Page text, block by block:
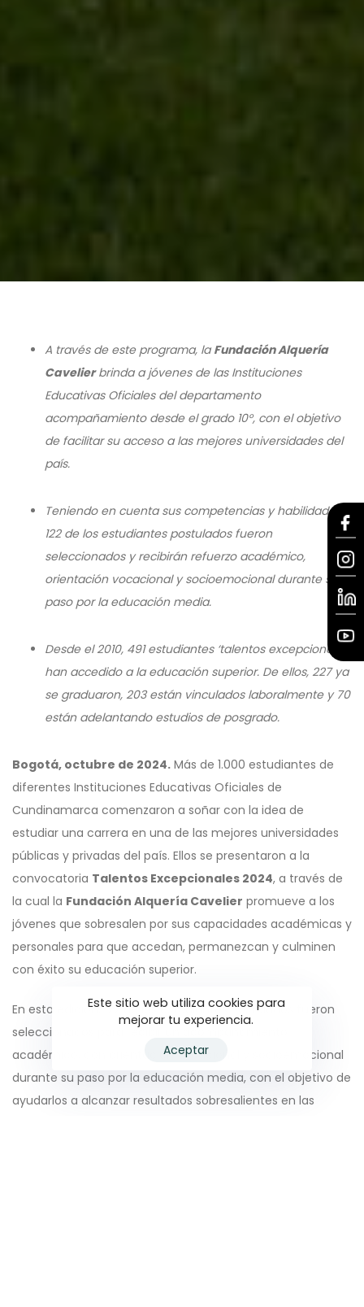
A través de este programa, la Fundación Alquería
Cavelierbrinda a jóvenes de las Instituciones
Educativas Oficiales del departamento
acompañamiento desde el grado 10°, con el objetivo
de facilitar su acceso a las mejores universidades del
país.
Teniendo en cuenta sus competencias y habilidades,
122 de los estudiantes postulados fueron
seleccionados y recibirán refuerzo académico,
orientación vocacional y socioemocional durante su
paso por la educación media.
Desde el 2010, 491 estudiantes ‘talentos excepcionales’
han accedido a la educación superior. De ellos, 227 ya
se graduaron, 203 están vinculados laboralmente y 70
están adelantando estudios de posgrado.
Bogotá, octubre de 2024. Más de 1.000 estudiantes de
diferentes Instituciones Educativas Oficiales de
Cundinamarca comenzaron a soñar con la idea de
estudiar una carrera en una de las mejores universidades
públicas y privadas del país. Ellos se presentaron a la
convocatoria Talentos Excepcionales 2024, a través de
la cual la Fundación Alquería Cavelier promueve a los
jóvenes que sobresalen por sus capacidades académicas y
personales para que accedan, permanezcan y culminen
con éxito su educación superior.
En esta edición, 122 de los estudiantes postulados fueron
seleccionados para recibir un acompañamiento
académico, con orientación vocacional y socioemocional
durante su paso por la educación media, con el objetivo de
ayudarlos a alcanzar resultados sobresalientes en las
Este sitio web utiliza cookies para
mejorar tu experiencia.
Aceptar